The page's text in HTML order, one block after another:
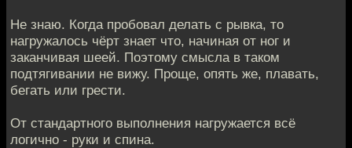
Не знаю. Когда пробовал делать с рывка, то
нагружалось чёрт знает что, начиная от ног и
заканчивая шеей. Поэтому смысла в таком
подтягивании не вижу. Проще, опять же, плавать,
бегать или грести.
От стандартного выполнения нагружается всё
логично - руки и спина.